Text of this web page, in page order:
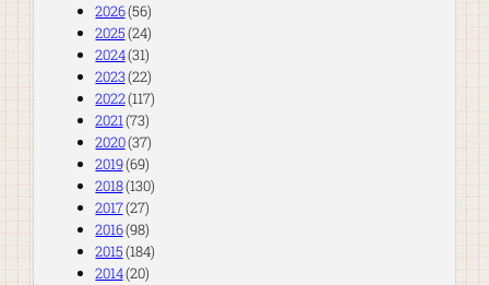
2026(56)
2025(24)
2024(31)
2023(22)
2022(117)
2021(73)
2020(37)
2019(69)
2018(130)
2017(27)
2016(98)
2015(184)
2014(20)